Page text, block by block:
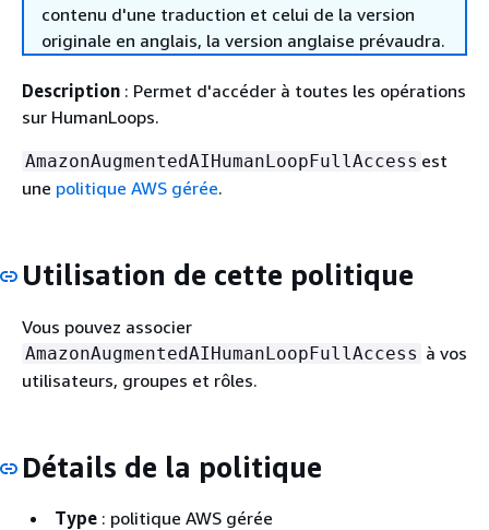
contenu d'une traduction et celui de la version
originale en anglais, la version anglaise prévaudra.
Description : Permet d'accéder à toutes les opérations
sur HumanLoops.
AmazonAugmentedAIHumanLoopFullAccess est
une politique AWS gérée.
Utilisation de cette politique
Vous pouvez associer
AmazonAugmentedAIHumanLoopFullAccess à vos
utilisateurs, groupes et rôles.
Détails de la politique
Type : politique AWS gérée